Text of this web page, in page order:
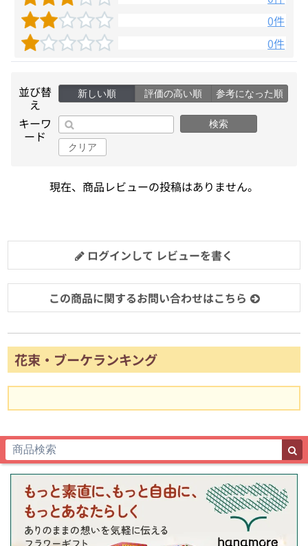
0件
0件
並び替
え
新しい順 評価の高い順 参考になった順
キーワ
ード
検索
クリア
現在、商品レビューの投稿はありません。
ログインして レビューを書く
この商品に関するお問い合わせはこちら
花束・ブーケランキング